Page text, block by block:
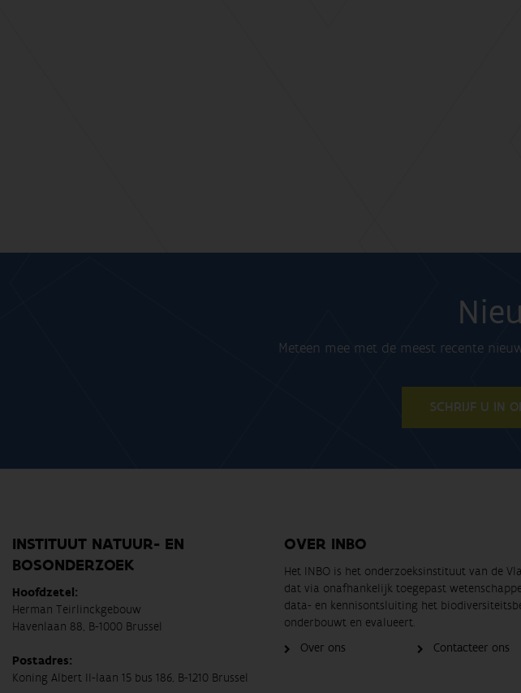
Meteen mee met de meest recente
SCHRIJF U IN
INSTITUUT NATUUR- EN
BOSONDERZOEK
Hoofdzetel:
Herman Teirlinckgebouw
Havenlaan 88, B-1000 Brussel
Postadres:
Koning Albert II-laan 15 bus 186, B-1210 Brussel
OVER INBO
Het INBO is het onderzoeksinstituut van de
dat via onafhankelijk toegepast
data- en kennisontsluiting het
onderbouwt en evalueert.
Over ons
Contacteer ons